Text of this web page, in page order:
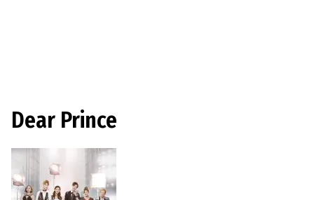
Dear Prince